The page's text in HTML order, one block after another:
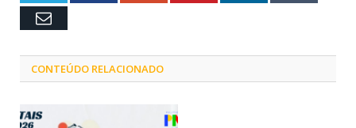
Email
CONTEÚDO RELACIONADO